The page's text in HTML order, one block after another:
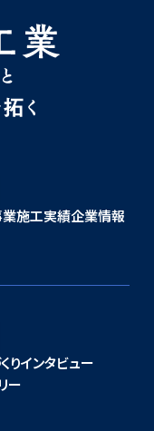
施工実績企業情報
りインタビュー
ー